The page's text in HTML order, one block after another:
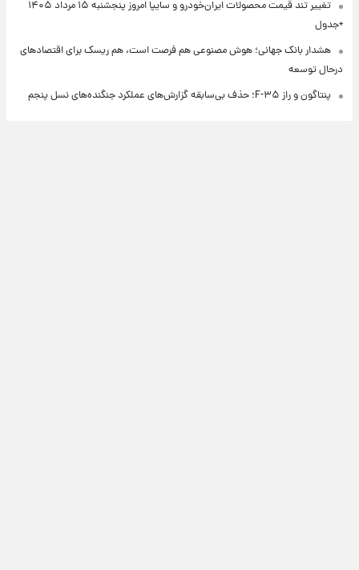
تغییر تند قیمت محصولات ایران‌خودرو و سایپا امروز پنجشنبه ۱۵ مرداد ۱۴۰۵
+جدول
هشدار بانک جهانی؛ هوش مصنوعی هم فرصت است، هم ریسک برای اقتصادهای
درحال توسعه
پنتاگون و راز F-۳۵؛ حذف بی‌سابقه گزارش‌های عملکرد جنگنده‌های نسل پنجم